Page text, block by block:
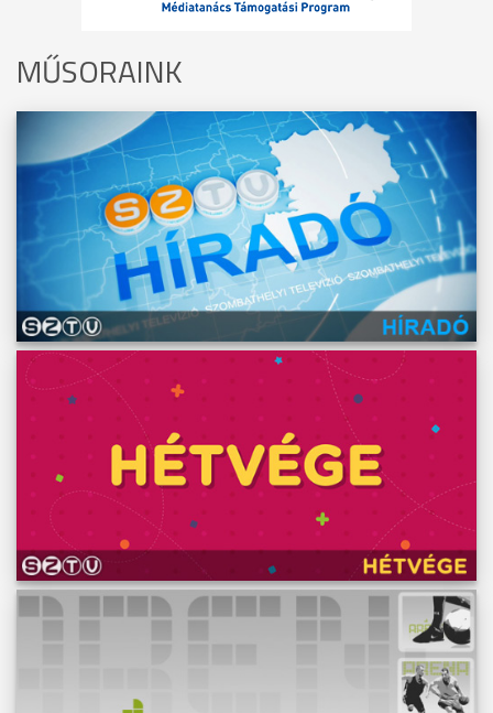
MŰSORAINK